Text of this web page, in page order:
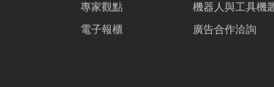
專家觀點
電子報櫃
機器人與工具機
廣告合作洽詢